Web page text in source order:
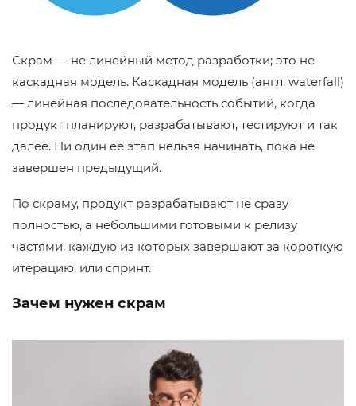
Скрам — не линейный метод разработки; это не
каскадная модель. Каскадная модель (англ. waterfall)
— линейная последовательность событий, когда
продукт планируют, разрабатывают, тестируют и так
далее. Ни один её этап нельзя начинать, пока не
завершен предыдущий.
По скраму, продукт разрабатывают не сразу
полностью, а небольшими готовыми к релизу
частями, каждую из которых завершают за короткую
итерацию, или спринт.
Зачем нужен скрам